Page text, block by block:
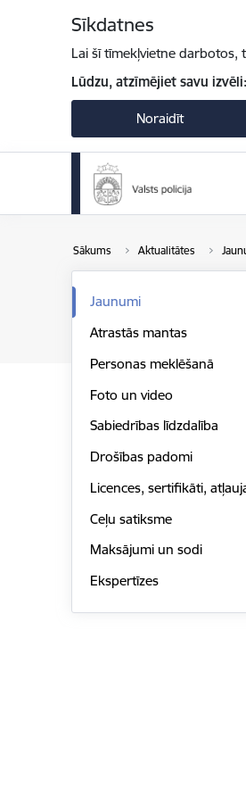
Sīkdatnes
Lai šī tīmekļvietne darbotos,
Lūdzu, atzīmējiet savu izvēli:
Noraidīt
Sākums Aktualitātes
Jaunumi
Atrastās mantas
Personas meklēšanā
Foto un video
Sabiedrības līdzdalība
Drošības padomi
Licences, sertifikāti,
Ceļu satiksme
Maksājumi un sodi
Ekspertīzes